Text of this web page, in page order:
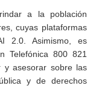
a la población
cuyas plataformas
2.0. Asimismo, es
Telefónica 800 821
y asesorar sobre las
y de derechos